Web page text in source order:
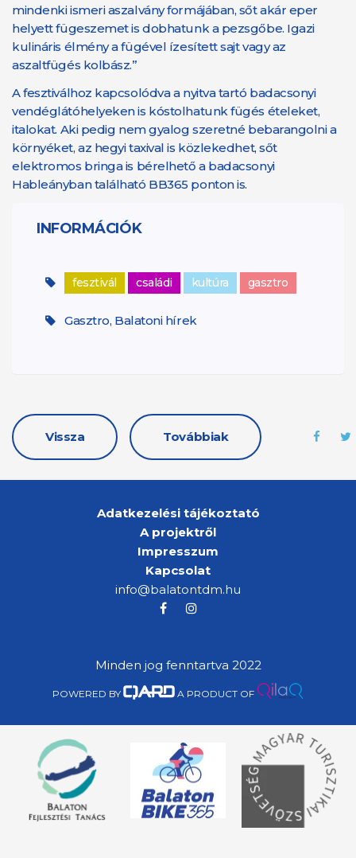
mindenki ismeri aszalvány formájában, sőt akár eper
helyett fügeszemet is dobhatunk a pezsgőbe. Igazi
kulináris élmény a fügével ízesített sajt vagy az
aszaltfügés kolbász.”
A fesztiválhoz kapcsolódva a nyitva tartó badacsonyi
vendéglátóhelyeken is kóstolhatunk fügés ételeket,
italokat. Aki pedig nem gyalog szeretné bebarangolni a
környéket, az hegyi taxival is közlekedhet, sőt
elektromos bringa is bérelhető a badacsonyi
Hableányban található BB365 ponton is.
INFORMÁCIÓK
fesztivál családi kultúra gasztro
Gasztro, Balatoni hírek
Vissza Továbbiak
Adatkezelési tájékoztató
A projektről
Impresszum
Kapcsolat
info@balatontdm.hu
Minden jog fenntartva 2022
POWERED BY A PRODUCT OF